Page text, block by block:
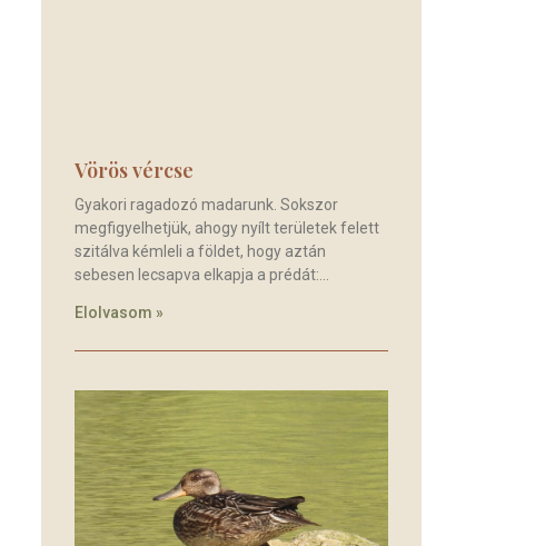
Vörös vércse
Gyakori ragadozó madarunk. Sokszor
megfigyelhetjük, ahogy nyílt területek felett
szitálva kémleli a földet, hogy aztán
sebesen lecsapva elkapja a prédát:
Elolvasom »